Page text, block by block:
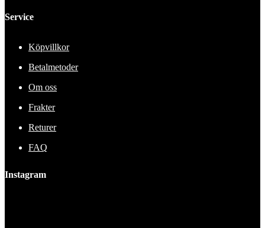
Service
Köpvillkor
Betalmetoder
Om oss
Frakter
Returer
FAQ
Instagram